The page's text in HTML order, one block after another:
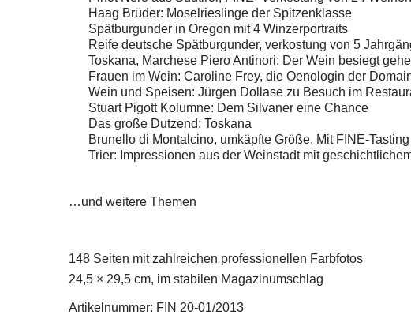
Haag Brüder: Moselrieslinge der Spitzenklasse
Spätburgunder in Oregon mit 4 Winzerportraits
Reife deutsche Spätburgunder, verkostung von 5
Toskana, Marchese Piero Antinori: Der Wein besiegt
Frauen im Wein: Caroline Frey, die Oenologin der
Wein und Speisen: Jürgen Dollase zu Besuch im
Stuart Pigott Kolumne: Dem Silvaner eine Chance
Das große Dutzend: Toskana
Brunello di Montalcino, umkäpfte Größe. Mit FINE-
Trier: Impressionen aus der Weinstadt mit
…und weitere Themen
148 Seiten mit zahlreichen professionellen Farbfotos
24,5 × 29,5 cm, im stabilen Magazinumschlag
Artikelnummer: FIN 20-01/2013